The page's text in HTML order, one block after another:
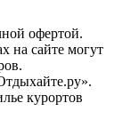
офертой.
на сайте могут
курортов